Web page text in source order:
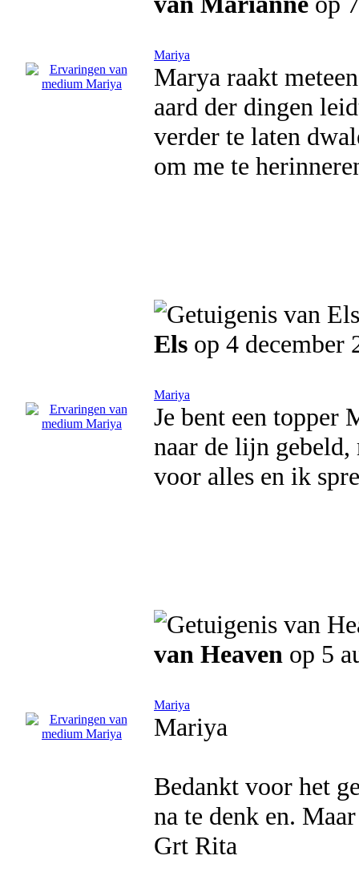
Mariya
Marya raakt
aard der dingen
verder te laten
om me te
Els op 4 december
Mariya
Je bent een topper
naar de lijn
voor alles en ik
van Heaven op 5
Mariya
Mariya
Bedankt voor het
na te denk en.
Grt Rita